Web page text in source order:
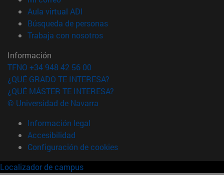
Aula virtual ADI
Búsqueda de personas(abre en nueva ventana)
Trabaja con nosotros(abre en nueva ventana)
Información
TFNO +34 948 42 56 00
¿QUÉ GRADO TE INTERESA?
¿QUÉ MÁSTER TE INTERESA?
© Universidad de Navarra
Información legal
Accesibilidad
Configuración de cookies
Localizador de campus